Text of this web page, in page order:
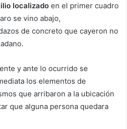
localizado en el primer cuadro
se vino abajo,
de concreto que cayeron no
y ante lo ocurrido se
los elementos de
que arribaron a la ubicación
que alguna persona quedara